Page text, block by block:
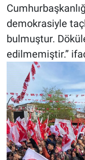
demokrasiyle
bulmuştur.
edilmemiştir.”